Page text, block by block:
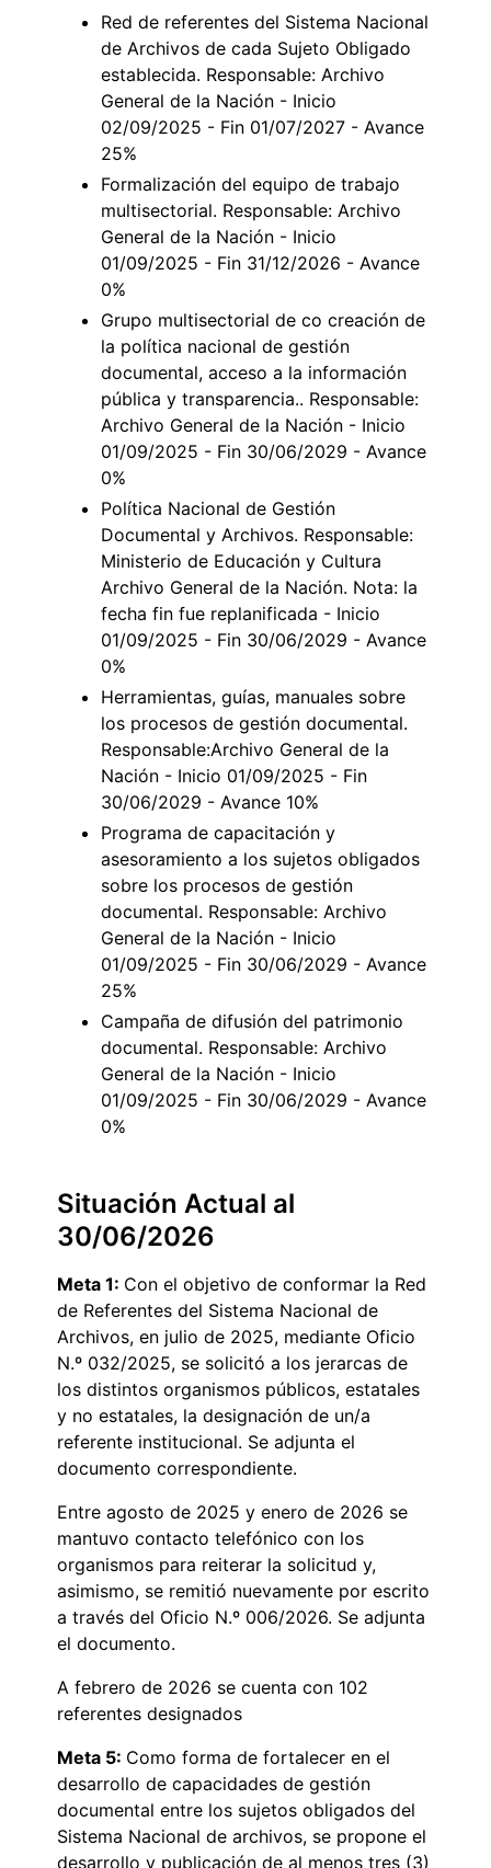
Red de referentes del Sistema Nacional
de Archivos de cada Sujeto Obligado
establecida. Responsable: Archivo
General de la Nación - Inicio
02/09/2025 - Fin 01/07/2027 - Avance
25%
Formalización del equipo de trabajo
multisectorial. Responsable: Archivo
General de la Nación - Inicio
01/09/2025 - Fin 31/12/2026 - Avance
0%
Grupo multisectorial de co creación de
la política nacional de gestión
documental, acceso a la información
pública y transparencia.. Responsable:
Archivo General de la Nación - Inicio
01/09/2025 - Fin 30/06/2029 - Avance
0%
Política Nacional de Gestión
Documental y Archivos. Responsable:
Ministerio de Educación y Cultura
Archivo General de la Nación. Nota: la
fecha fin fue replanificada - Inicio
01/09/2025 - Fin 30/06/2029 - Avance
0%
Herramientas, guías, manuales sobre
los procesos de gestión documental.
Responsable:Archivo General de la
Nación - Inicio 01/09/2025 - Fin
30/06/2029 - Avance 10%
Programa de capacitación y
asesoramiento a los sujetos obligados
sobre los procesos de gestión
documental. Responsable: Archivo
General de la Nación - Inicio
01/09/2025 - Fin 30/06/2029 - Avance
25%
Campaña de difusión del patrimonio
documental. Responsable: Archivo
General de la Nación - Inicio
01/09/2025 - Fin 30/06/2029 - Avance
0%
Situación Actual al
30/06/2026
Meta 1: Con el objetivo de conformar la Red
de Referentes del Sistema Nacional de
Archivos, en julio de 2025, mediante Oficio
N.º 032/2025, se solicitó a los jerarcas de
los distintos organismos públicos, estatales
y no estatales, la designación de un/a
referente institucional. Se adjunta el
documento correspondiente.
Entre agosto de 2025 y enero de 2026 se
mantuvo contacto telefónico con los
organismos para reiterar la solicitud y,
asimismo, se remitió nuevamente por escrito
a través del Oficio N.º 006/2026. Se adjunta
el documento.
A febrero de 2026 se cuenta con 102
referentes designados
Meta 5: Como forma de fortalecer en el
desarrollo de capacidades de gestión
documental entre los sujetos obligados del
Sistema Nacional de archivos, se propone el
desarrollo y publicación de al menos tres (3)